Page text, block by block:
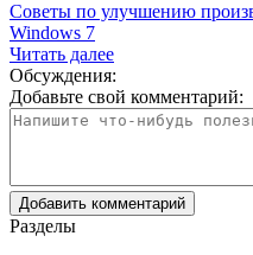
Советы по улучшению
Windows 7
Читать далее
Обсуждения:
Добавьте свой комментарий:
Разделы